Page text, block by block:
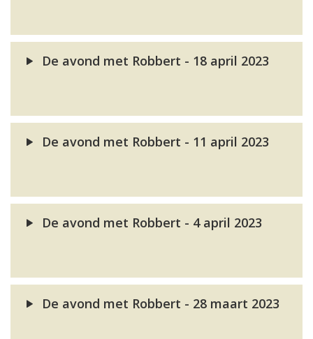
De avond met Robbert - 18 april 2023
De avond met Robbert - 11 april 2023
De avond met Robbert - 4 april 2023
De avond met Robbert - 28 maart 2023